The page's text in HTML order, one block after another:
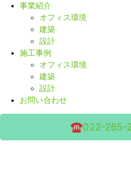
事業紹介
オフィス環境
建築
設計
施工事例
オフィス環境
建築
設計
お問い合わせ
☎︎022-265-